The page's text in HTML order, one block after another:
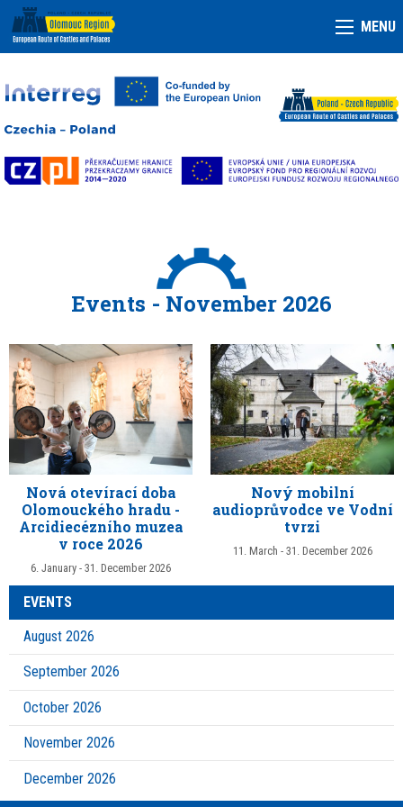
MENU
Events - November 2026
Nová otevírací doba
Olomouckého hradu -
Arcidiecézního muzea
v roce 2026
6. January - 31. December 2026
Nový mobilní
audioprůvodce ve Vodní
tvrzi
11. March - 31. December 2026
EVENTS
August 2026
September 2026
October 2026
November 2026
December 2026